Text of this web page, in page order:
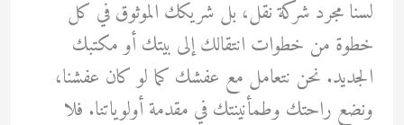
لسنا مجرد شركة نقل، بل شريكك الموثوق في كل
خطوة من خطوات انتقالك إلى بيتك أو مكتبك
الجديد. نحن نتعامل مع عفشك كما لو كان عفشنا،
ونضع راحتك وطمأنينتك في مقدمة أولوياتنا. فلا